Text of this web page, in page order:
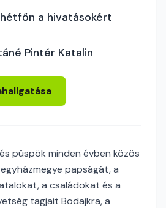
a hivatásokért
Pintér Katalin
püspök minden évben közös
papságát, a
a családokat és a
tagjait Bodajkra, a